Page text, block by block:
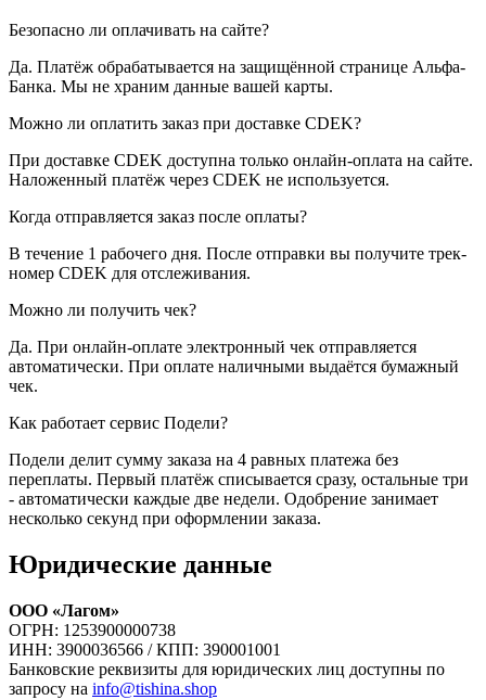
Безопасно ли оплачивать на сайте?
Да. Платёж обрабатывается на защищённой странице Альфа-
Банка. Мы не храним данные вашей карты.
Можно ли оплатить заказ при доставке CDEK?
При доставке CDEK доступна только онлайн-оплата на сайте.
Наложенный платёж через CDEK не используется.
Когда отправляется заказ после оплаты?
В течение 1 рабочего дня. После отправки вы получите трек-
номер CDEK для отслеживания.
Можно ли получить чек?
Да. При онлайн-оплате электронный чек отправляется
автоматически. При оплате наличными выдаётся бумажный
чек.
Как работает сервис Подели?
Подели делит сумму заказа на 4 равных платежа без
переплаты. Первый платёж списывается сразу, остальные три
- автоматически каждые две недели. Одобрение занимает
несколько секунд при оформлении заказа.
Юридические данные
ООО «Лагом»
ОГРН: 1253900000738
ИНН: 3900036566 / КПП: 390001001
Банковские реквизиты для юридических лиц доступны по
запросу на info@tishina.shop